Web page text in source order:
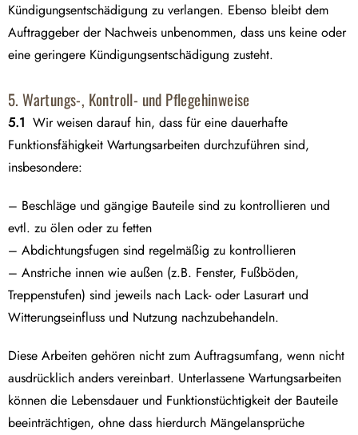
Kündigungsentschädigung zu verlangen. Ebenso bleibt dem
Auftraggeber der Nachweis unbenommen, dass uns keine oder
eine geringere Kündigungsentschädigung zusteht.
5. Wartungs-, Kontroll- und Pflegehinweise
5.1 Wir weisen darauf hin, dass für eine dauerhafte
Funktionsfähigkeit Wartungsarbeiten durchzuführen sind,
insbesondere:
– Beschläge und gängige Bauteile sind zu kontrollieren und
evtl. zu ölen oder zu fetten
– Abdichtungsfugen sind regelmäßig zu kontrollieren
– Anstriche innen wie außen (z.B. Fenster, Fußböden,
Treppenstufen) sind jeweils nach Lack- oder Lasurart und
Witterungseinfluss und Nutzung nachzubehandeln.
Diese Arbeiten gehören nicht zum Auftragsumfang, wenn nicht
ausdrücklich anders vereinbart. Unterlassene Wartungsarbeiten
können die Lebensdauer und Funktionstüchtigkeit der Bauteile
beeinträchtigen, ohne dass hierdurch Mängelansprüche